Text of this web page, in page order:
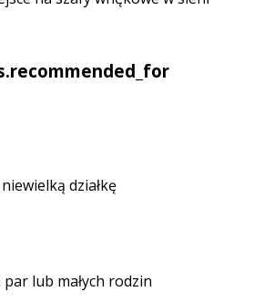
działkę
par lub małych rodzin